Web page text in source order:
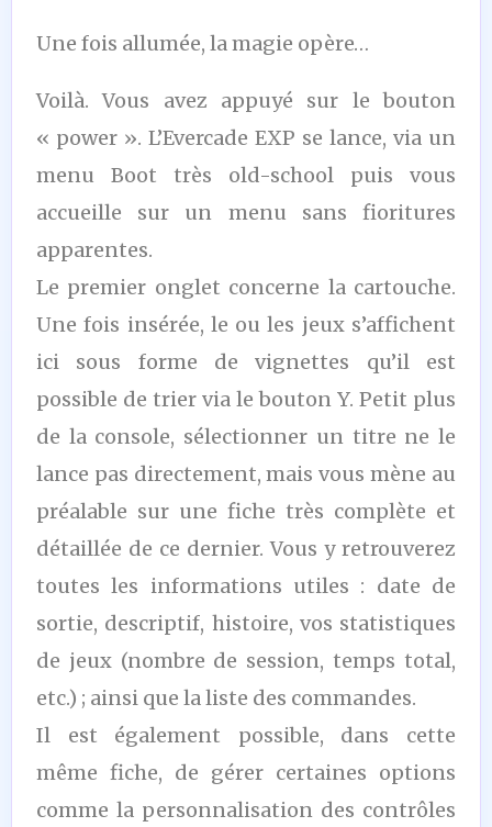
Une fois allumée, la magie opère…
Voilà. Vous avez appuyé sur le bouton
« power ». L’Evercade EXP se lance, via un
menu Boot très old-school puis vous
accueille sur un menu sans fioritures
apparentes.
Le premier onglet concerne la cartouche.
Une fois insérée, le ou les jeux s’affichent
ici sous forme de vignettes qu’il est
possible de trier via le bouton Y. Petit plus
de la console, sélectionner un titre ne le
lance pas directement, mais vous mène au
préalable sur une fiche très complète et
détaillée de ce dernier. Vous y retrouverez
toutes les informations utiles : date de
sortie, descriptif, histoire, vos statistiques
de jeux (nombre de session, temps total,
etc.) ; ainsi que la liste des commandes.
Il est également possible, dans cette
même fiche, de gérer certaines options
comme la personnalisation des contrôles